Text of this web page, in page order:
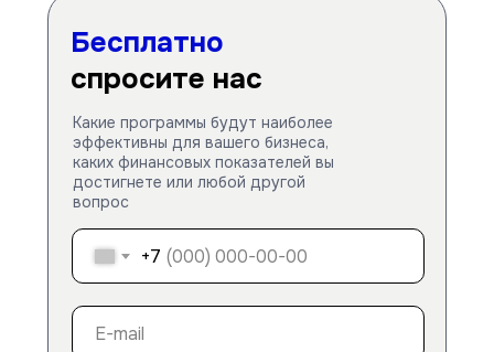
+7
Бесплатно
спросите нас
Какие программы будут наиболее
эффективны для вашего бизнеса,
каких финансовых показателей вы
достигнете или любой другой
вопрос